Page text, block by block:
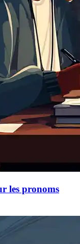
les pronoms